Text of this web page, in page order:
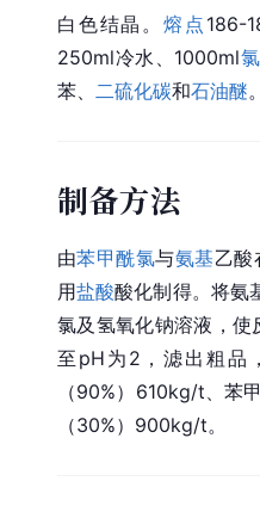
白色结晶。熔点 186-
250ml冷水、1000ml
苯、 二硫化碳和石油醚
制备方法
由苯甲酰氯与氨基乙酸
用盐酸酸化制得。将氨
氯及氢氧化钠溶液，
至pH为2，滤出粗品
（90%）610kg/t、苯
（30%）900kg/t。